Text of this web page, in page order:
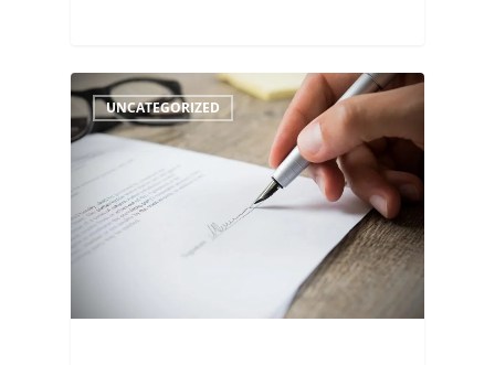
Lo
que
debemos
saber
sobre
UNCATEGORIZED 0